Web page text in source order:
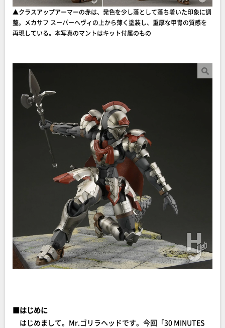
▲クラスアップアーマーの赤は、発色を少し落として落ち着いた印象に調
整。メカサフ スーパーヘヴィの上から薄く塗装し、重厚な甲冑の質感を
再現している。本写真のマントはキット付属のもの
■はじめに
はじめまして。Mr.ゴリラヘッドです。今回「30 MINUTES